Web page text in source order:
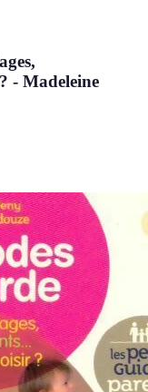
- Madeleine